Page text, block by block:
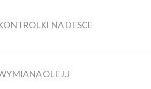
NA DESCE
OLEJU